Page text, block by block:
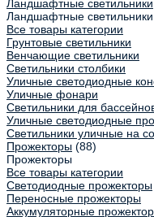
Ландшафтные светильники
Ландшафтные светильники
Все товары категории
Грунтовые светильники
Венчающие светильники
Светильники столбики
Уличные светодиодные
Уличные фонари
Светильники для
Уличные светодиодные
Светильники уличные на
Прожекторы (88)
Прожекторы
Все товары категории
Светодиодные прожекторы
Переносные прожекторы
Аккумуляторные